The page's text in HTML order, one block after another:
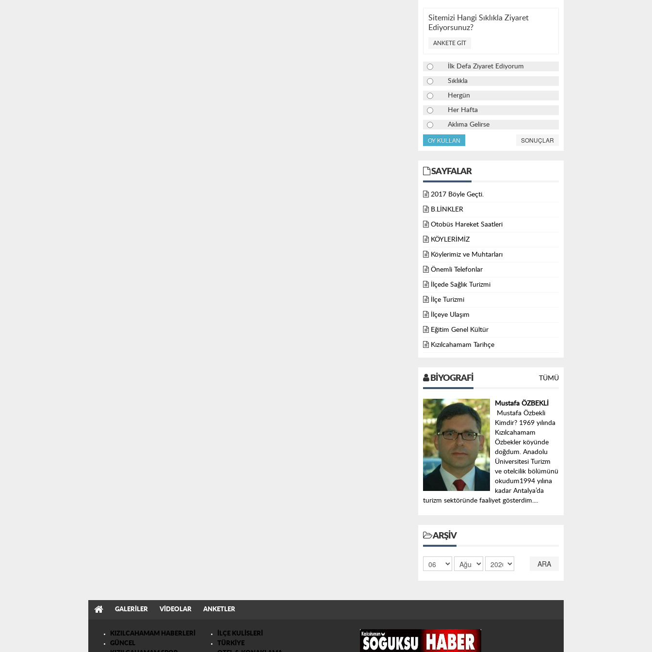
Sitemizi Hangi Sıklıkla Ziyaret
Ediyorsunuz?
ANKETE GIT
İlk Defa Ziyaret Ediyorum
Sıklıkla
Hergün
Her Hafta
Aklıma Gelirse
OY KULLAN SONUÇLAR
SAYFALAR
2017 Böyle Geçti.
B.LİNKLER
Otobüs Hareket Saatleri
KÖYLERİMİZ
Köylerimiz ve Muhtarları
Önemli Telefonlar
İlçede Sağlık Turizmi
İlçe Turizmi
İlçeye Ulaşım
Eğitim Genel Kültür
Kızılcahamam Tarihçe
BIYOGRAFI TÜMÜ
Mustafa ÖZBEKLİ
Mustafa Özbekli
Kimdir? 1969 yılında
Kızılcahamam
Özbekler köyünde
doğdum. Anadolu
Üniversitesi Turizm
ve otelcilik bölümünü
okudum1994 yılına
kadar Antalya’da
turizm sektöründe faaliyet gösterdim....
ARŞIV
ARA
GALERILER VIDEOLAR ANKETLER
KIZILCAHAMAM HABERLERİ
GÜNCEL
İLÇE KULİSLERİ
TÜRKİYE